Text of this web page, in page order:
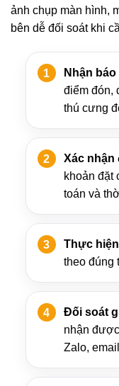
ảnh chụp màn hình,
bên dễ đối soát khi
Nhận báo
điểm đón,
thú cưng
Xác nhận
khoản đặt
toán và
Thực
theo đúng
Đối soát
nhận
Zalo,